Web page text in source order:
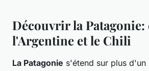
Découvrir la Patagonie:
l'Argentine et le Chili
La Patagonie s'étend sur plus d'un